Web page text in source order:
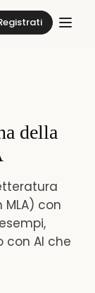
della
con
con AI che